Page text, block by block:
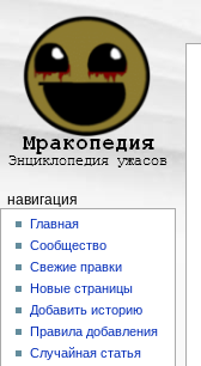
навигация
Главная
Сообщество
Свежие правки
Новые страницы
Добавить историю
Правила добавления
Случайная статья